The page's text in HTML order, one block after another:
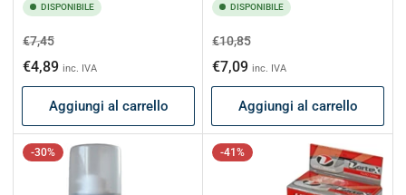
DISPONIBILE
Prezzo
di
listino
€7,45Prezzo
scontato
€4,89 inc. IVA
Aggiungi al carrello
DISPONIBILE
Prezzo
di
listino
€10,85Prezzo
scontato
€7,09 inc. IVA
Aggiungi al carrello
-30% -41%